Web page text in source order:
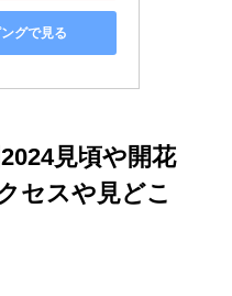
グで見る
見頃や開花
セスや見どこ